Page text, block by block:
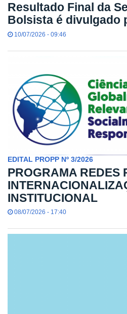
Resultado Final da
Bolsista é divulgado
10/07/2026 - 09:46
EDITAL PROPP Nº 3/2026
PROGRAMA REDES
INSTITUCIONAL
08/07/2026 - 17:40